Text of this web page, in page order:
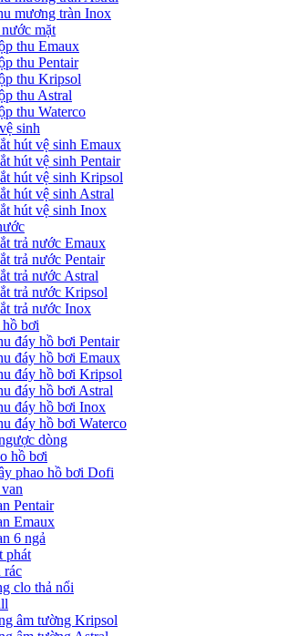
mương tràn Inox
mặt
thu Emaux
thu Pentair
thu Kripsol
thu Astral
thu Waterco
sinh
hút vệ sinh Emaux
hút vệ sinh Pentair
hút vệ sinh Kripsol
hút vệ sinh Astral
hút vệ sinh Inox
trả nước Emaux
trả nước Pentair
trả nước Astral
trả nước Kripsol
trả nước Inox
bơi
đáy hồ bơi Pentair
đáy hồ bơi Emaux
đáy hồ bơi Kripsol
đáy hồ bơi Astral
đáy hồ bơi Inox
đáy hồ bơi Waterco
dòng
hồ bơi
phao hồ bơi Dofi
Pentair
Emaux
6 ngả
phát
rác
clo thả nổi
âm tường Kripsol